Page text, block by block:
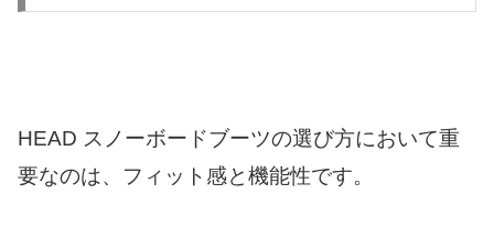
HEAD スノーボードブーツの選び方において重
要なのは、フィット感と機能性です。